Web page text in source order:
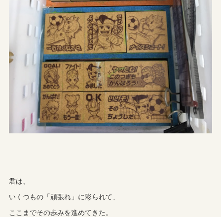
君は、
いくつもの「頑張れ」に彩られて、
ここまでその歩みを進めてきた。